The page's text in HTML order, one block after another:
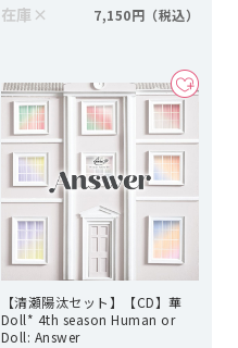
在庫 × 7,150円
【清瀬陽汰セット】【CD】華
Doll* 4th season Human or
Doll: Answer